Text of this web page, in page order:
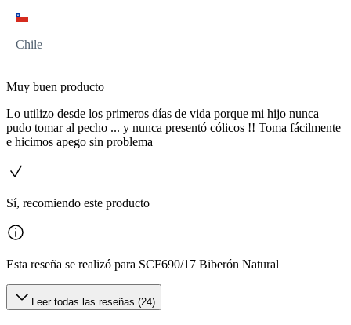
Chile
Muy buen producto
Lo utilizo desde los primeros días de vida porque mi hijo nunca
pudo tomar al pecho ... y nunca presentó cólicos !! Toma fácilmente
e hicimos apego sin problema
Sí, recomiendo este producto
Esta reseña se realizó para SCF690/17 Biberón Natural
Leer todas las reseñas (24)